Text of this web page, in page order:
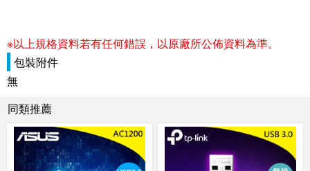
※以上規格資料若有任何錯誤，以原廠所公佈資料為準。
包裝附件
無
同類推薦